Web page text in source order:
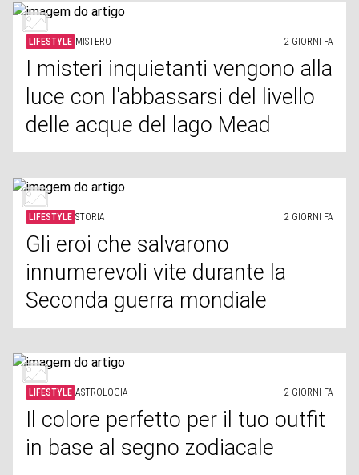
LIFESTYLE MISTERO 2 GIORNI FA
I misteri inquietanti vengono alla
luce con l'abbassarsi del livello
delle acque del lago Mead
LIFESTYLE STORIA 2 GIORNI FA
Gli eroi che salvarono
innumerevoli vite durante la
Seconda guerra mondiale
LIFESTYLE ASTROLOGIA 2 GIORNI FA
Il colore perfetto per il tuo outfit
in base al segno zodiacale